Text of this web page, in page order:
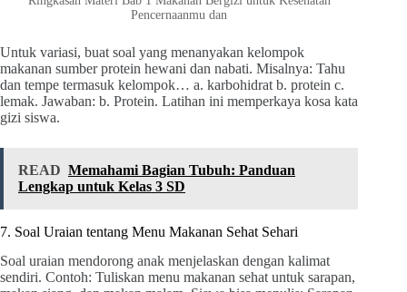
Pencernaanmu dan
Untuk variasi, buat soal yang menanyakan kelompok
makanan sumber protein hewani dan nabati. Misalnya: Tahu
dan tempe termasuk kelompok… a. karbohidrat b. protein c.
lemak. Jawaban: b. Protein. Latihan ini memperkaya kosa kata
gizi siswa.
READ Memahami Bagian Tubuh: Panduan
Lengkap untuk Kelas 3 SD
7. Soal Uraian tentang Menu Makanan Sehat Sehari
Soal uraian mendorong anak menjelaskan dengan kalimat
sendiri. Contoh: Tuliskan menu makanan sehat untuk sarapan,